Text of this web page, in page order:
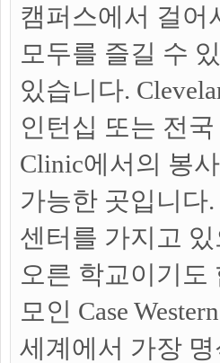
캠퍼스에서 걸어
모두를 즐길 수
있습니다.
인턴십 또는 전
Clinic에서의 봉
가능한 곳입니다
센터를 가지고
오른 학교이기도
모인 Case
세계에서 가장